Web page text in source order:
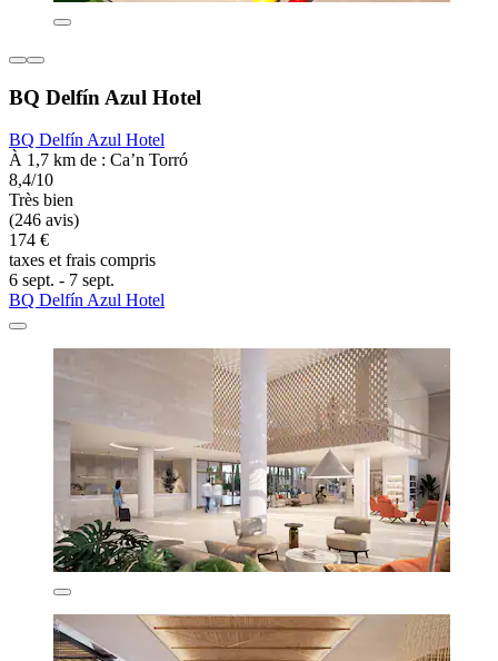
BQ Delfín Azul Hotel
BQ Delfín Azul Hotel
À 1,7 km de : Ca’n Torró
8,4/10
Très bien
(246 avis)
174 €
taxes et frais compris
6 sept. - 7 sept.
BQ Delfín Azul Hotel